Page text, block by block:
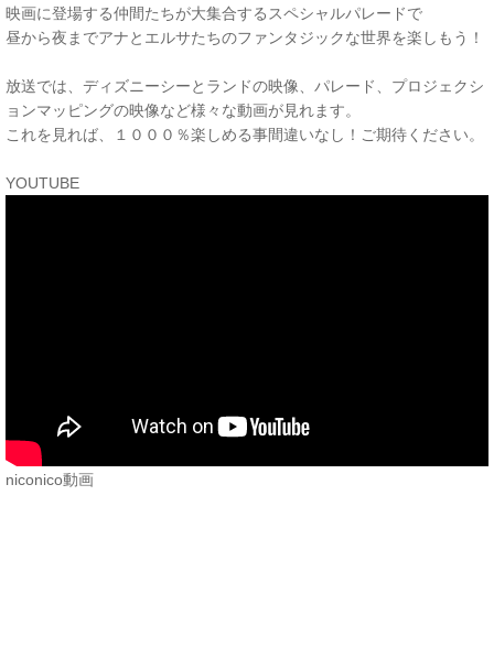
映画に登場する仲間たちが大集合するスペシャルパレードで
昼から夜までアナとエルサたちのファンタジックな世界を楽しもう！
放送では、ディズニーシーとランドの映像、パレード、プロジェクシ
ョンマッピングの映像など様々な動画が見れます。
これを見れば、１０００％楽しめる事間違いなし！ご期待ください。
YOUTUBE
niconico動画